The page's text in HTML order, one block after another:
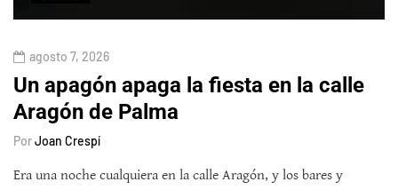
agosto 7, 2026
Un apagón apaga la fiesta en la calle
Aragón de Palma
PorJoan Crespí
Era una noche cualquiera en la calle Aragón, y los bares y